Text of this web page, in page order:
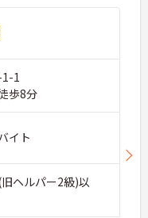
1-1
歩8分
イト
ヘルパー2級)以